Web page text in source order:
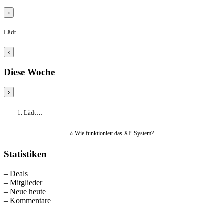
›
Lädt…
‹
Diese Woche
›
Lädt…
⭐ Wie funktioniert das XP-System?
Statistiken
– Deals
– Mitglieder
– Neue heute
– Kommentare